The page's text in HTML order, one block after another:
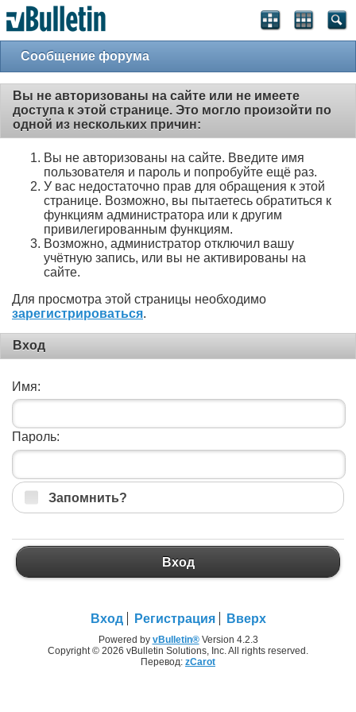
Сообщение форума
Вы не авторизованы на сайте или не имеете
доступа к этой странице. Это могло произойти по
одной из нескольких причин:
Вы не авторизованы на сайте. Введите имя
пользователя и пароль и попробуйте ещё раз.
У вас недостаточно прав для обращения к этой
странице. Возможно, вы пытаетесь обратиться к
функциям администратора или к другим
привилегированным функциям.
Возможно, администратор отключил вашу
учётную запись, или вы не активированы на
сайте.
Для просмотра этой страницы необходимо
зарегистрироваться.
Вход
Имя:
Пароль:
Запомнить?
Вход
Вход Регистрация Вверх
Powered by vBulletin®Version 4.2.3
Copyright © 2026 vBulletin Solutions, Inc. All rights reserved.
Перевод: zCarot